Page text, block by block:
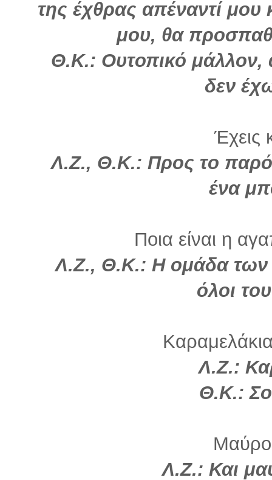
της έχθρας απέναντί
μου, θα
Θ.Κ.: Ουτοπικό
δεν
Έχεις
Λ.Ζ., Θ.Κ.: Προς το
ένα
Ποια είναι η
Λ.Ζ., Θ.Κ.: Η ομάδα των
όλοι
Λ.Ζ.:
Θ.Κ.:
Λ.Ζ.: Και